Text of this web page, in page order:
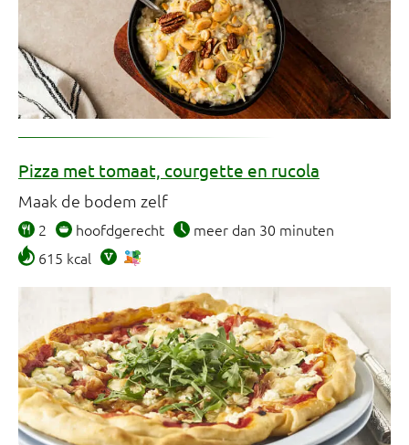
Pizza met tomaat, courgette en rucola
Maak de bodem zelf
2 hoofdgerecht
meer dan 30 minuten
615 kcal